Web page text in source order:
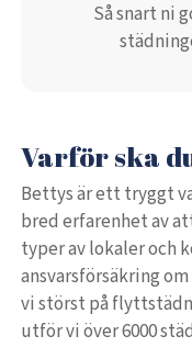
Så snart ni
Varför ska
Bettys är ett tryggt
bred erfarenhet av
typer av lokaler och
ansvarsförsäkring
vi störst på
utför vi över 6000